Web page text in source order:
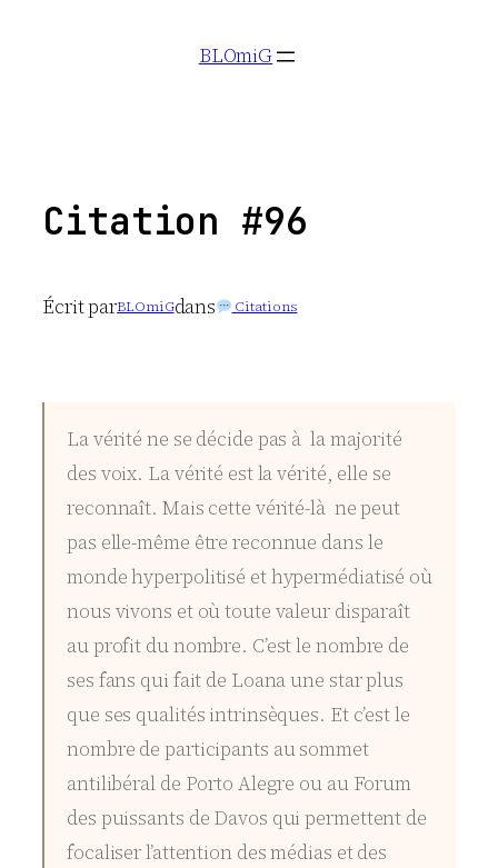
BLOmiG
Citation #96
Écrit parBLOmiGdans Citations
La vérité ne se décide pas à la majorité
des voix. La vérité est la vérité, elle se
reconnaît. Mais cette vérité-là ne peut
pas elle-même être reconnue dans le
monde hyperpolitisé et hypermédiatisé où
nous vivons et où toute valeur disparaît
au profit du nombre. C’est le nombre de
ses fans qui fait de Loana une star plus
que ses qualités intrinsèques. Et c’est le
nombre de participants au sommet
antilibéral de Porto Alegre ou au Forum
des puissants de Davos qui permettent de
focaliser l’attention des médias et des